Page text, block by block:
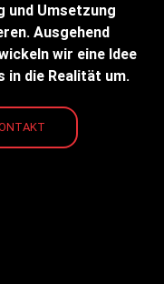
und Umsetzung
Ausgehend
wir eine Idee
in die Realität um.